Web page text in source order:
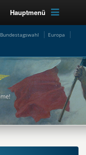
Hauptmenü
Bundestagswahl
Europa